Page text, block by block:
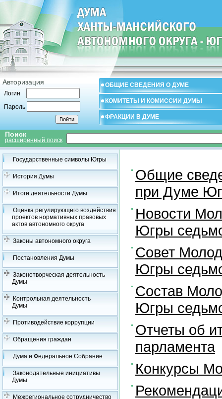
Авторизация
Логин
Пароль
ОБЩИЕ СВЕДЕНИЯ О ДУМЕ
КОМИТЕТЫ И КОМИССИИ ДУМЫ
ФРАКЦИИ В ДУМЕ
Поиск
расширенный поиск
Государственные символы Югры
История Думы
Итоги деятельности Думы
Оценка регулирующего воздействия
проектов нормативных правовых
актов автономного округа
Законы автономного округа
Постановления Думы
Законотворческая деятельность
Думы
Контрольная деятельность
Думы
Противодействие коррупции
Обращения граждан
Дума и Федеральное Собрание
Законодательные инициативы
Думы
Межрегиональное сотрудничество
Общие
при Думе
Новости
Югры
Совет
Югры
Состав
Югры
Отчеты об
парламента
Конкурсы